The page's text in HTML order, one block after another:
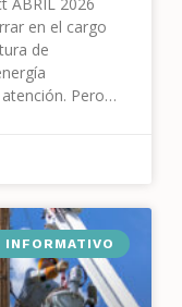
en el cargo
de
Pero a